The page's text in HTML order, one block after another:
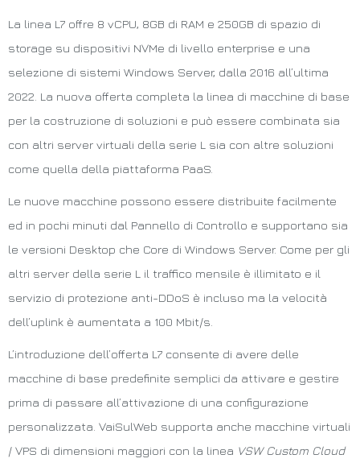
La linea L7 offre 8 vCPU, 8GB di RAM e 250GB di spazio di
storage su dispositivi NVMe di livello enterprise e una
selezione di sistemi Windows Server, dalla 2016 all’ultima
2022. La nuova offerta completa la linea di macchine di base
per la costruzione di soluzioni e può essere combinata sia
con altri server virtuali della serie L sia con altre soluzioni
come quella della piattaforma PaaS.
Le nuove macchine possono essere distribuite facilmente
ed in pochi minuti dal Pannello di Controllo e supportano sia
le versioni Desktop che Core di Windows Server. Come per gli
altri server della serie L il traffico mensile è illimitato e il
servizio di protezione anti-DDoS è incluso ma la velocità
dell’uplink è aumentata a 100 Mbit/s.
L’introduzione dell’offerta L7 consente di avere delle
macchine di base predefinite semplici da attivare e gestire
prima di passare all’attivazione di una configurazione
personalizzata. VaiSulWeb supporta anche macchine virtuali
/ VPS di dimensioni maggiori con la linea VSW Custom Cloud